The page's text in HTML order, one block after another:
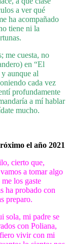
a ver qué
ha acompañado
tiene ni la
me cuesta, no
en “El
aunque al
cada vez
profundamente
a mí hablar
mucho.
el año 2021
cierto que,
a tomar algo
los gaste
ha probado con
preparo.
sola, mi padre se
con Poliana,
vivir con mi